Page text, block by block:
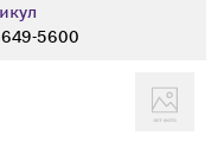
5600